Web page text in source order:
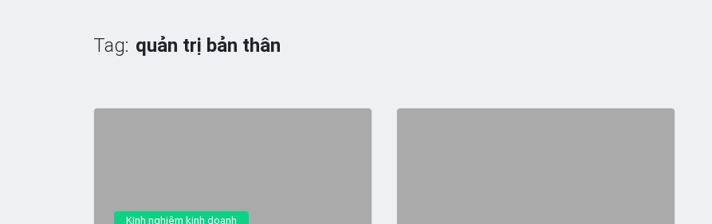
Tag: quản trị bản thân
Kinh nghiệm kinh doanh